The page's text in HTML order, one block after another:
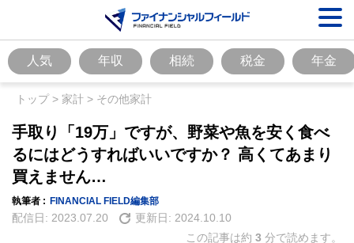
人気 年収 相続 税金 年金
トップ> 家計 > その他家計
手取り「19万」ですが、野菜や魚を安く食べ
るにはどうすればいいですか？ 高くてあまり
買えません…
執筆者 : FINANCIAL FIELD編集部
配信日: 2023.07.20 更新日: 2024.10.10
この記事は約 3 分で読めます。